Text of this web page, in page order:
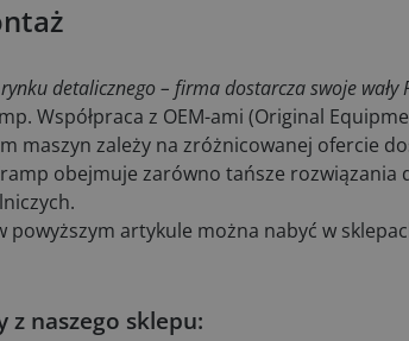
detalicznego – firma dostarcza swoje
Współpraca z OEM-ami (Original
maszyn zależy na zróżnicowanej ofercie
obejmuje zarówno tańsze
artykule można nabyć w
naszego sklepu: